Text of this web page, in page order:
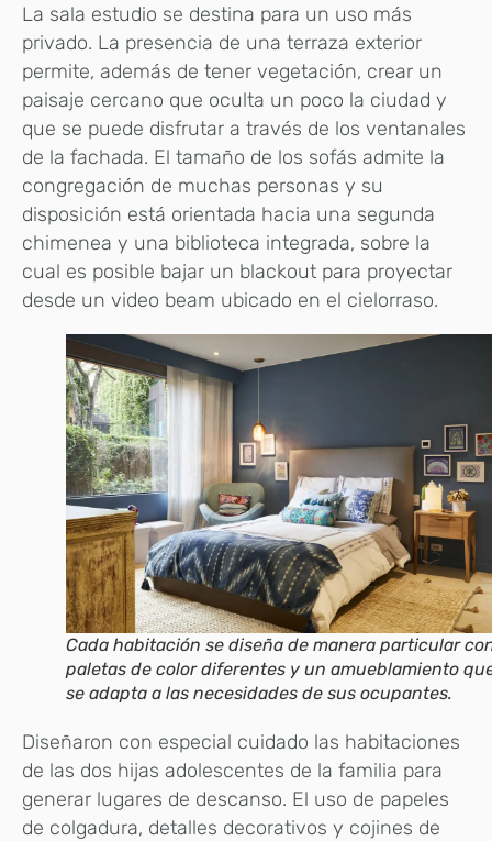
La sala estudio se destina para un uso más
privado. La presencia de una terraza exterior
permite, además de tener vegetación, crear un
paisaje cercano que oculta un poco la ciudad y
que se puede disfrutar a través de los ventanales
de la fachada. El tamaño de los sofás admite la
congregación de muchas personas y su
disposición está orientada hacia una segunda
chimenea y una biblioteca integrada, sobre la
cual es posible bajar un blackout para proyectar
desde un video beam ubicado en el cielorraso.
Cada habitación se diseña de manera particular
paletas de color diferentes y un amueblamiento
se adapta a las necesidades de sus ocupantes.
Diseñaron con especial cuidado las habitaciones
de las dos hijas adolescentes de la familia para
generar lugares de descanso. El uso de papeles
de colgadura, detalles decorativos y cojines de